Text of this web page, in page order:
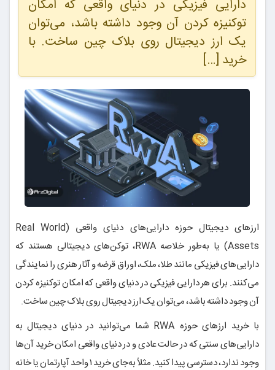
دارایی فیزیکی در دنیای واقعی که امکان
توکنیزه کردن آن وجود داشته باشد، می‌توان
یک ارز دیجیتال روی بلاک چین ساخت. با
خرید […]
ارزهای دیجیتال حوزه دارایی‌های دنیای واقعی (Real World
Assets) یا به‌طور خلاصه RWA، توکن‌های دیجیتالی هستند که
دارایی‌های فیزیکی مانند طلا، ملک، اوراق قرضه و آثار هنری را نمایندگی
می‌کنند. برای هر دارایی فیزیکی در دنیای واقعی که امکان توکنیزه کردن
آن وجود داشته باشد، می‌توان یک ارز دیجیتال روی بلاک چین ساخت.
با خرید ارزهای حوزه RWA شما می‌توانید در دنیای دیجیتال به
دارایی‌های سنتی که در حالت عادی و در دنیای واقعی امکان خرید آن‌ها
وجود ندارد، دسترسی پیدا کنید. مثلاً به‌جای خرید ۱ واحد آپارتمان یا خانه